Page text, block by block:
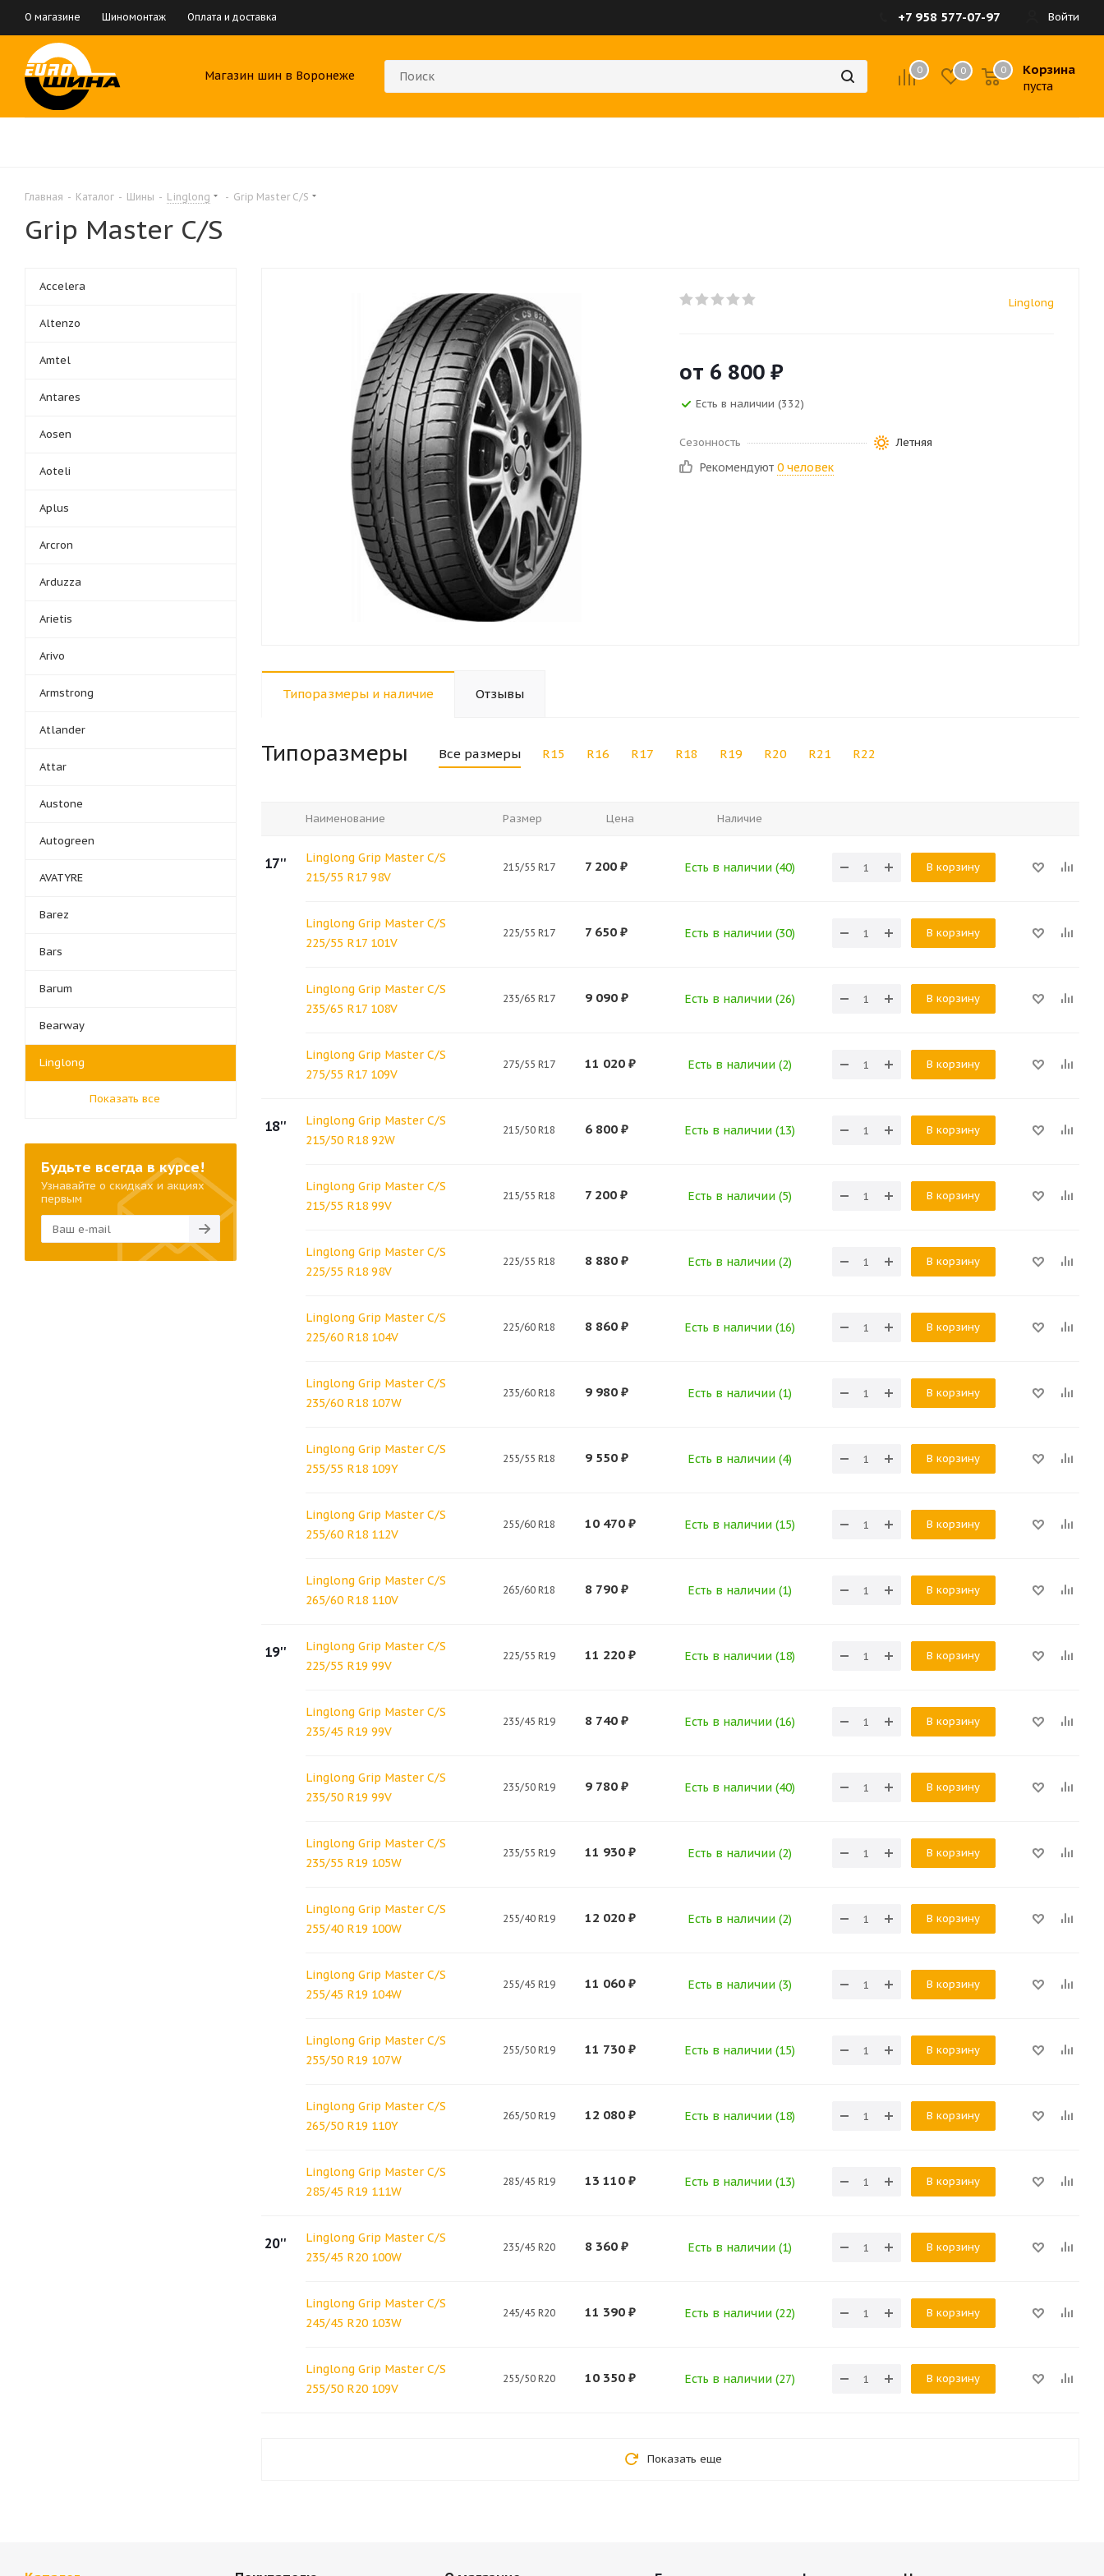
О магазине Шиномонтаж Оплата и доставка Войти
+7 958 577-07-97
Магазин шин в Воронеже 0 0 Корзина
пуста
0
Главная - Каталог - Шины - Linglong - Grip Master C/S
Grip Master C/S
Linglong
от 6 800 ₽
Есть в наличии (332)
Сезонность Летняя
Рекомендуют 0 человек
Типоразмеры и наличие Отзывы
Типоразмеры Все размеры R15 R16 R17 R18 R19 R20 R21 R22
Наименование Размер Цена Наличие
17''
Linglong Grip Master C/S
215/55 R17 98V
215/55 R17 7 200 ₽ Есть в наличии (40) В корзину
Linglong Grip Master C/S
225/55 R17 101V
225/55 R17 7 650 ₽ Есть в наличии (30) В корзину
Linglong Grip Master C/S
235/65 R17 108V
235/65 R17 9 090 ₽ Есть в наличии (26) В корзину
Linglong Grip Master C/S
275/55 R17 109V
275/55 R17 11 020 ₽ Есть в наличии (2) В корзину
18''
Linglong Grip Master C/S
215/50 R18 92W
215/50 R18 6 800 ₽ Есть в наличии (13) В корзину
Linglong Grip Master C/S
215/55 R18 99V
215/55 R18 7 200 ₽ Есть в наличии (5) В корзину
Linglong Grip Master C/S
225/55 R18 98V
225/55 R18 8 880 ₽ Есть в наличии (2) В корзину
Linglong Grip Master C/S
225/60 R18 104V
225/60 R18 8 860 ₽ Есть в наличии (16) В корзину
Linglong Grip Master C/S
235/60 R18 107W
235/60 R18 9 980 ₽ Есть в наличии (1) В корзину
Linglong Grip Master C/S
255/55 R18 109Y
255/55 R18 9 550 ₽ Есть в наличии (4) В корзину
Linglong Grip Master C/S
255/60 R18 112V
255/60 R18 10 470 ₽ Есть в наличии (15) В корзину
Linglong Grip Master C/S
265/60 R18 110V
265/60 R18 8 790 ₽ Есть в наличии (1) В корзину
19''
Linglong Grip Master C/S
225/55 R19 99V
225/55 R19 11 220 ₽ Есть в наличии (18) В корзину
Linglong Grip Master C/S
235/45 R19 99V
235/45 R19 8 740 ₽ Есть в наличии (16) В корзину
Linglong Grip Master C/S
235/50 R19 99V
235/50 R19 9 780 ₽ Есть в наличии (40) В корзину
Linglong Grip Master C/S
235/55 R19 105W
235/55 R19 11 930 ₽ Есть в наличии (2) В корзину
Linglong Grip Master C/S
255/40 R19 100W
255/40 R19 12 020 ₽ Есть в наличии (2) В корзину
Linglong Grip Master C/S
255/45 R19 104W
255/45 R19 11 060 ₽ Есть в наличии (3) В корзину
Linglong Grip Master C/S
255/50 R19 107W
255/50 R19 11 730 ₽ Есть в наличии (15) В корзину
Linglong Grip Master C/S
265/50 R19 110Y
265/50 R19 12 080 ₽ Есть в наличии (18) В корзину
Linglong Grip Master C/S
285/45 R19 111W
285/45 R19 13 110 ₽ Есть в наличии (13) В корзину
20''
Linglong Grip Master C/S
235/45 R20 100W
235/45 R20 8 360 ₽ Есть в наличии (1) В корзину
Linglong Grip Master C/S
245/45 R20 103W
245/45 R20 11 390 ₽ Есть в наличии (22) В корзину
Linglong Grip Master C/S
255/50 R20 109V
255/50 R20 10 350 ₽ Есть в наличии (27) В корзину
Показать еще
Accelera
Altenzo
Amtel
Antares
Aosen
Aoteli
Aplus
Arcron
Arduzza
Arietis
Arivo
Armstrong
Atlander
Attar
Austone
Autogreen
AVATYRE
Barez
Bars
Barum
Bearway
Linglong
Показать все
Будьте всегда в курсе!
Узнавайте о скидках и акциях
первым